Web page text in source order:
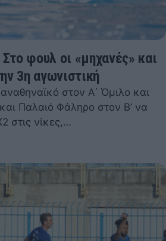
φουλ οι «μηχανές» και
3η αγωνιστική
στον Α΄ Όμιλο και
Παλαιό Φάληρο στον Β’ να
στις νίκες,…